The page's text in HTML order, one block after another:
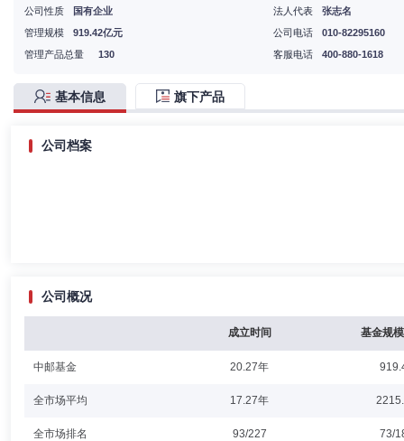
公司性质
国有企业
法人代表
张志名
管理规模
919.42亿元
管理产品总量
130
公司电话
010-82295160
客服电话
400-880-1618
基本信息 旗下产品
公司档案
公司概况
成立时间 基金规
中邮基金 20.27年
全市场平均 17.27年
全市场排名 93/227 73/